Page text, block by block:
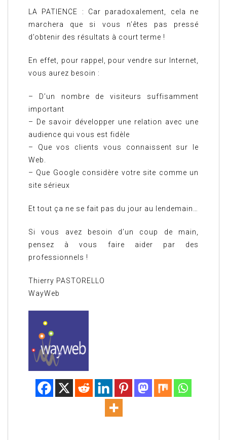
LA PATIENCE : Car paradoxalement, cela ne
marchera que si vous n’êtes pas pressé
d’obtenir des résultats à court terme !
En effet, pour rappel, pour vendre sur Internet,
vous aurez besoin :
– D’un nombre de visiteurs suffisamment
important
– De savoir développer une relation avec une
audience qui vous est fidèle
– Que vos clients vous connaissent sur le
Web.
– Que Google considère votre site comme un
site sérieux
Et tout ça ne se fait pas du jour au lendemain…
Si vous avez besoin d’un coup de main,
pensez à vous faire aider par des
professionnels !
Thierry PASTORELLO
WayWeb